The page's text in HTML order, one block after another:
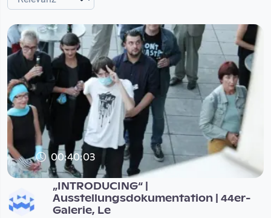
00:40:03
„INTRODUCING“ |
Ausstellungsdokumentation | 44er-
Galerie, Le